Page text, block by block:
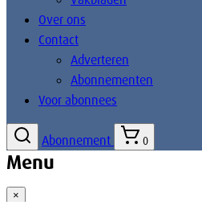
Over ons
Contact
Adverteren
Abonnementen
Voor abonnees
Abonnement 0
Menu
×